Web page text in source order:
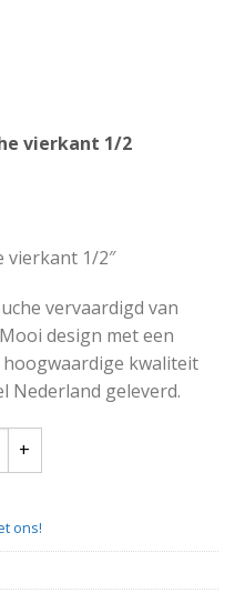
vierkant 1/2
vierkant 1/2″
vervaardigd van
design met een
kwaliteit
Nederland geleverd.
ons!